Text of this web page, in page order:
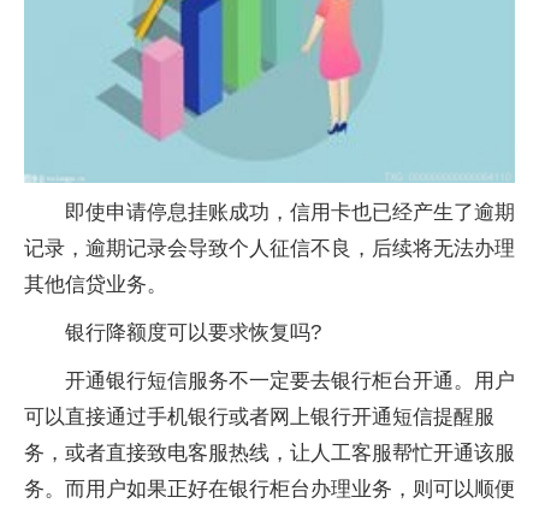
即使申请停息挂账成功，信用卡也已经产生了逾期
记录，逾期记录会导致个人征信不良，后续将无法办理
其他信贷业务。
银行降额度可以要求恢复吗?
开通银行短信服务不一定要去银行柜台开通。用户
可以直接通过手机银行或者网上银行开通短信提醒服
务，或者直接致电客服热线，让人工客服帮忙开通该服
务。而用户如果正好在银行柜台办理业务，则可以顺便